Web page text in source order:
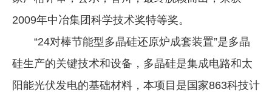
党建工作
企业文化
《资源再生》杂志
2009年中冶集团科学技术奖特等奖。
“24对棒节能型多晶硅还原炉成套装置”是多晶
硅生产的关键技术和设备，多晶硅是集成电路和太
阳能光伏发电的基础材料，本项目是国家863科技计